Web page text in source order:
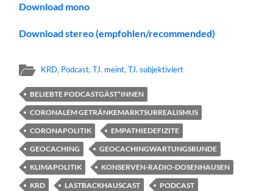
Download mono
Download stereo (empfohlen/recommended)
KRD, Podcast,TJ. meint,TJ. subjektiviert
BELIEBTE PODCASTGÄST*INNEN
CORONALEM GETRÄNKEMARKTSURREALISMUS
CORONAPOLITIK
EMPATHIEDEFIZITE
GEOCACHING
GEOCACHINGWARTUNGSRUNDE
KLIMAPOLITIK
KONSERVEN-RADIO-DOSENHAUSEN
KRD
LASTBACKHAUSCAST PODCAST